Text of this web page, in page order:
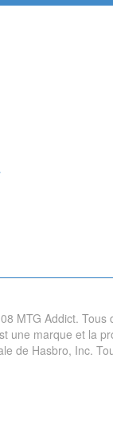
MTG Addict. Tous
une marque et la
de Hasbro, Inc.